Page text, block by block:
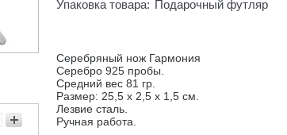
Упаковка товара: Подарочный футляр
Серебряный нож Гармония
Серебро 925 пробы.
Средний вес 81 гр.
Размер: 25,5 х 2,5 х 1,5 см.
Лезвие сталь.
Ручная работа.